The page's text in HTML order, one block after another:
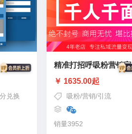
兑换
精准打招呼吸粉营销宝
￥ 1635.00起
吸粉/营销/引流
销量3952